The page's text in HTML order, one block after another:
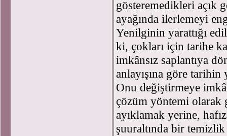
gösteremedikleri açık
ayağında ilerlemeyi
Yenilginin yarattığı
ki, çokları için tarihe
imkânsız saplantıya
anlayışına göre
Onu değiştirmeye
çözüm yöntemi olarak
ayıklamak yerine,
şuuraltında bir